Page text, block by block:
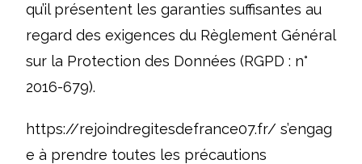
qu’il présentent les garanties suffisantes au
regard des exigences du Règlement Général
sur la Protection des Données (RGPD : n°
2016-679).
https://rejoindregitesdefrance07.fr/ s’engag
e à prendre toutes les précautions